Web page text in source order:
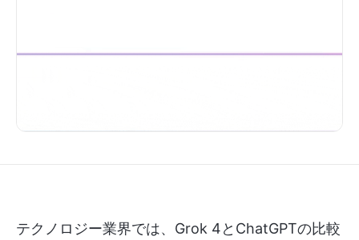
テクノロジー業界では、Grok 4とChatGPTの比較